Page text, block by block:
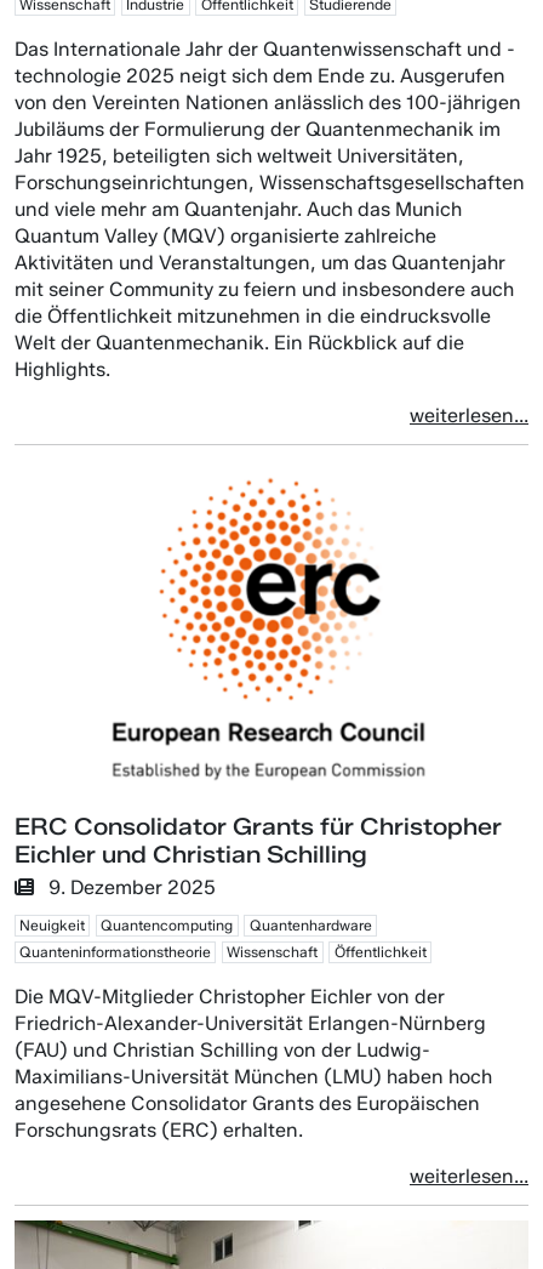
Wissenschaft
Industrie Öffentlichkeit Studierende
Das Internationale Jahr der Quantenwissenschaft und -
technologie 2025 neigt sich dem Ende zu. Ausgerufen
von den Vereinten Nationen anlässlich des 100-jährigen
Jubiläums der Formulierung der Quantenmechanik im
Jahr 1925, beteiligten sich weltweit Universitäten,
Forschungseinrichtungen, Wissenschaftsgesellschaften
und viele mehr am Quantenjahr. Auch das Munich
Quantum Valley (MQV) organisierte zahlreiche
Aktivitäten und Veranstaltungen, um das Quantenjahr
mit seiner Community zu feiern und insbesondere auch
die Öffentlichkeit mitzunehmen in die eindrucksvolle
Welt der Quantenmechanik. Ein Rückblick auf die
Highlights.
weiterlesen...
ERC Consolidator Grants für Christopher
Eichler und Christian Schilling
9. Dezember 2025
Neuigkeit Quantencomputing
Quantenhardware
Quanteninformationstheorie
Wissenschaft Öffentlichkeit
Die MQV-Mitglieder Christopher Eichler von der
Friedrich-Alexander-Universität Erlangen-Nürnberg
(FAU) und Christian Schilling von der Ludwig-
Maximilians-Universität München (LMU) haben hoch
angesehene Consolidator Grants des Europäischen
Forschungsrats (ERC) erhalten.
weiterlesen...